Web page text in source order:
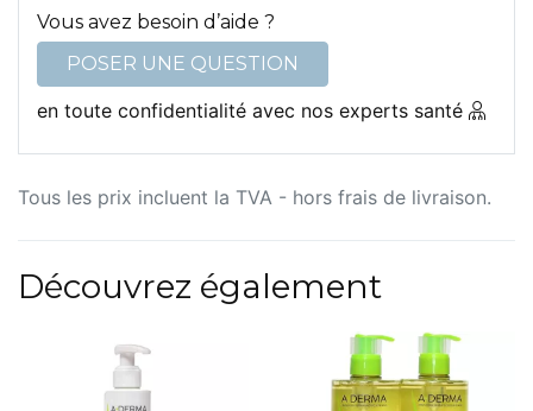
Vous avez besoin d’aide ?
POSER UNE QUESTION
en toute confidentialité avec nos experts santé
Tous les prix incluent la TVA - hors frais de livraison.
Découvrez également